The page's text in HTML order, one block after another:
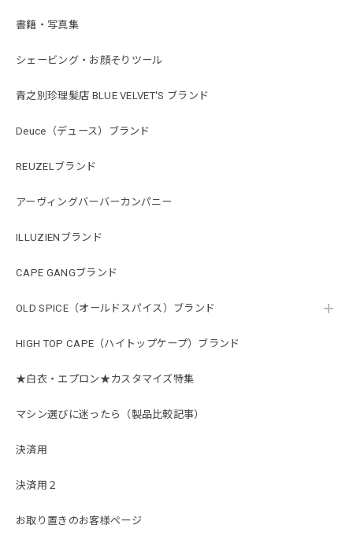
書籍・写真集
シェービング・お顔そりツール
青之別珍理髪店 BLUE VELVET'S ブランド
Deuce（デュース）ブランド
REUZELブランド
アーヴィングバーバーカンパニー
ILLUZIENブランド
CAPE GANGブランド
OLD SPICE（オールドスパイス）ブランド
HIGH TOP CAPE（ハイトップケープ）ブランド
★白衣・エプロン★カスタマイズ特集
マシン選びに迷ったら（製品比較記事）
決済用
決済用２
お取り置きのお客様ページ